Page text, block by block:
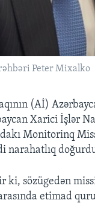
Peter Mixalko
(Aİ)
Xarici İşlər
Monitorinq
sözügedən
etimad